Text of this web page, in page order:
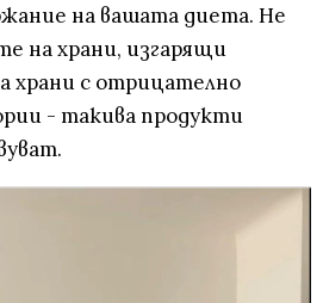
на вашата диета. Не
на храни, изгарящи
храни с отрицателно
- такива продукти